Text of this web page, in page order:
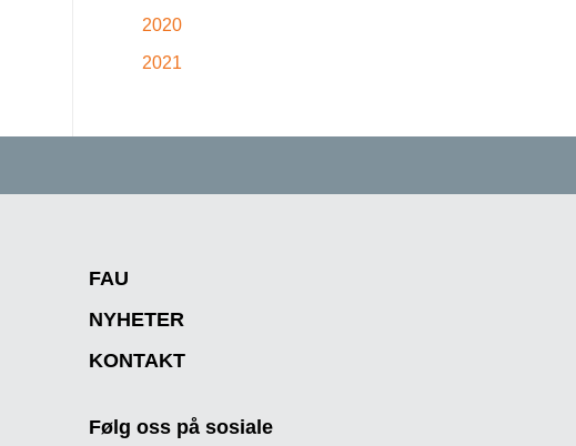
2020
2021
FAU
NYHETER
KONTAKT
Følg oss på sosiale